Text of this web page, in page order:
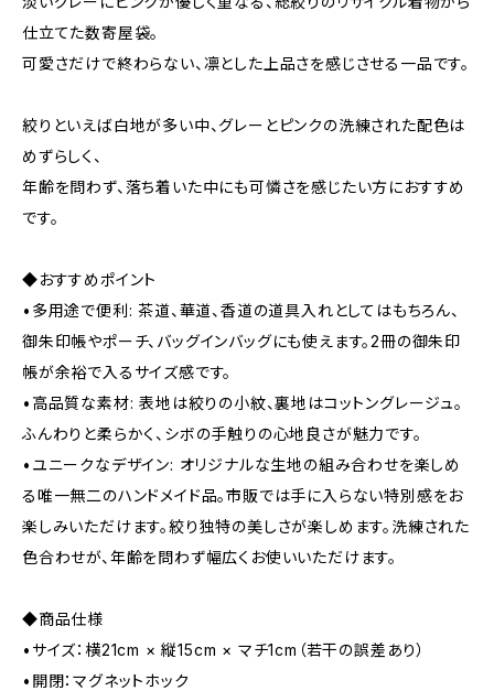
仕立てた数寄屋袋。
可愛さだけで終わらない、凛とした上品さを感じさせる一品です。
絞りといえば白地が多い中、グレーとピンクの洗練された配色は
めずらしく、
年齢を問わず、落ち着いた中にも可憐さを感じたい方におすすめ
です。
◆おすすめポイント
•多用途で便利: 茶道、華道、香道の道具入れとしてはもちろん、
御朱印帳やポーチ、バッグインバッグにも使えます。2冊の御朱印
帳が余裕で入るサイズ感です。
•高品質な素材: 表地は絞りの小紋、裏地はコットングレージュ。
ふんわりと柔らかく、シボの手触りの心地良さが魅力です。
•ユニークなデザイン: オリジナルな生地の組み合わせを楽しめ
る唯一無二のハンドメイド品。市販では手に入らない特別感をお
楽しみいただけます。絞り独特の美しさが楽しめます。洗練された
色合わせが、年齢を問わず幅広くお使いいただけます。
◆商品仕様
•サイズ：横21cm × 縦15cm × マチ1cm（若干の誤差あり）
•開閉：マグネットホック